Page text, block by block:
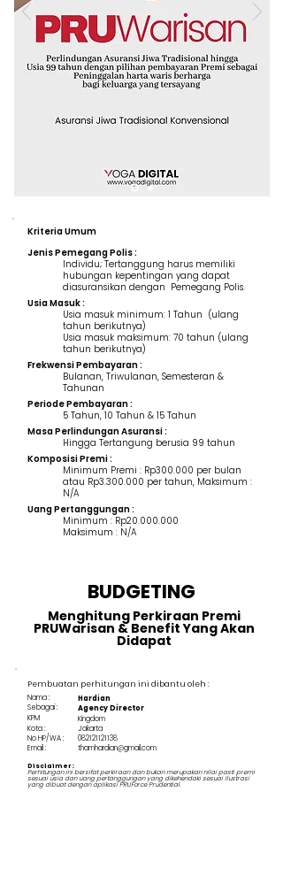
Kriteria Umum
Jenis Pemegang Polis :
Individu; Tertanggung harus memiliki
hubungan kepentingan yang dapat
diasuransikan dengan Pemegang Polis.
Usia Masuk :
Usia masuk minimum: 1 Tahun (ulang
tahun berikutnya)
Usia masuk maksimum: 70 tahun (ulang
tahun berikutnya)
Frekwensi Pembayaran :
Bulanan, Triwulanan, Semesteran &
Tahunan
Periode Pembayaran :
5 Tahun, 10 Tahun & 15 Tahun
Masa Perlindungan Asuransi :
Hingga Tertangung berusia 99 tahun
Komposisi Premi :
Minimum Premi : Rp300.000 per bulan
atau Rp3.300.000 per tahun, Maksimum :
N/A
Uang Pertanggungan :
Minimum : Rp20.000.000
Maksimum : N/A
BUDGETING
Menghitung Perkiraan Premi
PRUWarisan & Benefit Yang Akan
Didapat
Pembuatan perhitungan ini dibantu oleh :
Nama :
Hardian
Sebagai :
Agency Director
KPM
Kingdom
Jakarta
Kota :
082121121138
No HP/WA :
Email :
thamhardian@gmail.com
Disclaimer :
Perhitungan ini bersifat perkiraan dan bukan merupakan nilai pasti premi
sesuai usia dan uang pertanggungan yang dikehendaki sesuai ilustrasi
yang dibuat dengan aplikasi PRUForce Prudential.